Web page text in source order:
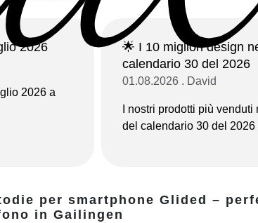
2026
2026 a
🌟 I 10 migliori design
calendario 30 del 2026
01.08.2026 . David
I nostri prodotti più
del calendario 30 del
per smartphone Glided –
in Gailingen